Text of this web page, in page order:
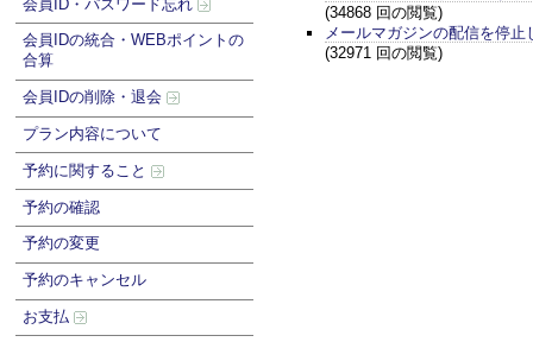
会員ID・パスワード忘れ
会員IDの統合・WEBポイントの
合算
会員IDの削除・退会
プラン内容について
予約に関すること
予約の確認
予約の変更
予約のキャンセル
お支払
(34868 回の閲覧)
メールマガジンの配信を停止
(32971 回の閲覧)